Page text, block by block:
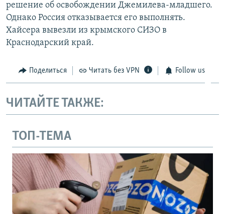
решение об освобождении Джемилева-младшего.
Однако Россия отказывается его выполнять.
Хайсера вывезли из крымского СИЗО в
Краснодарский край.
Поделиться Читать без VPN Follow us
ЧИТАЙТЕ ТАКЖЕ:
ТОП-ТЕМА